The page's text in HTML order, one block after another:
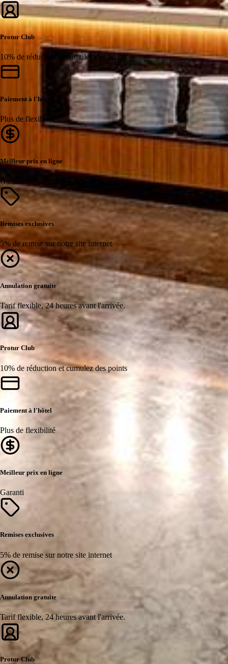
Protur Club
10% de réduction et cumulez des points
Paiement à l'hôtel
Plus de flexibilité
Meilleur prix en ligne
Garanti
Remises exclusives
5% de remise sur notre site internet
Annulation gratuite
Tarif flexible, 24 heures avant l'arrivée.
Protur Club
10% de réduction et cumulez des points
Paiement à l'hôtel
Plus de flexibilité
Meilleur prix en ligne
Garanti
Remises exclusives
5% de remise sur notre site internet
Annulation gratuite
Tarif flexible, 24 heures avant l'arrivée.
Protur Club